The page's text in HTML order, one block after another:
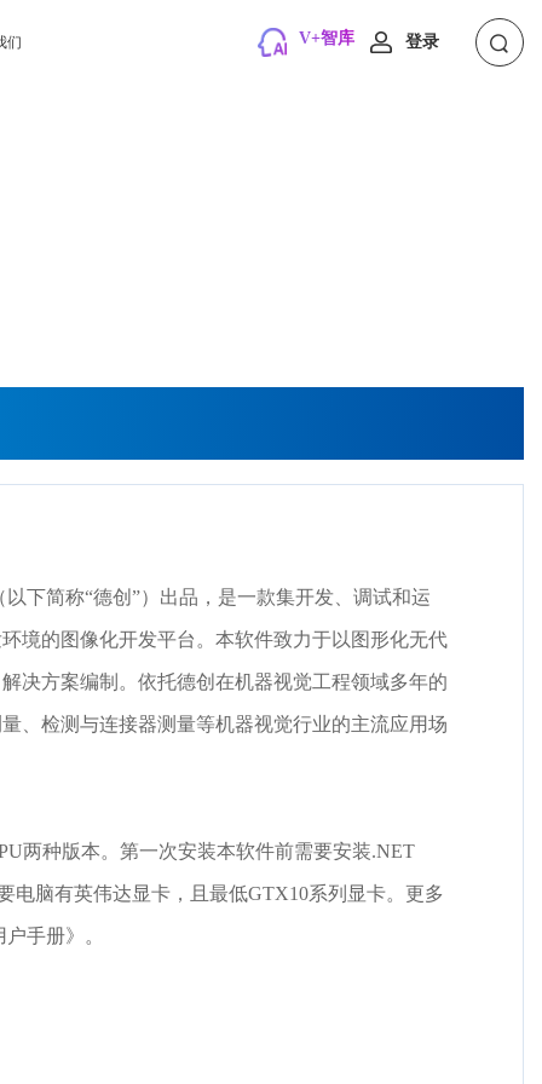
们 V+智库 登录
下简称“德创”）出品，是一款集开发、调试和运
境的图像化开发平台。本软件致力于以图形化无代
决方案编制。依托德创在机器视觉工程领域多年的
、检测与连接器测量等机器视觉行业的主流应用场
两种版本。第一次安装本软件前需要安装.NET
电脑有英伟达显卡，且最低GTX10系列显卡。更多
手册》。